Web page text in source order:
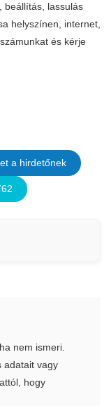
beállítás, lassulás
helyszínen, internet,
és kérje
a hirdetőnek
nem ismeri.
adatait vagy
hogy